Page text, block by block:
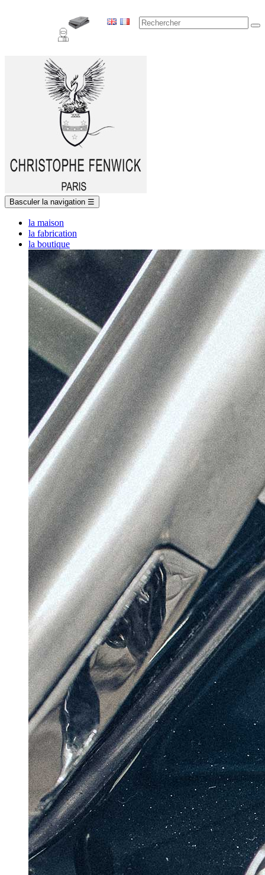
Basculer la navigation ☰
la maison
la fabrication
la boutique